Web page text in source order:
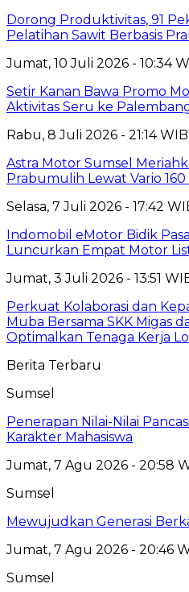
Dorong Produktivitas, 91
Pelatihan Sawit Berbasis
Jumat, 10 Juli 2026 - 10:34
Setir Kanan Bawa Promo
Aktivitas Seru ke
Rabu, 8 Juli 2026 - 21:14 WIB
Astra Motor Sumsel
Prabumulih Lewat Vario
Selasa, 7 Juli 2026 - 17:42
Indomobil eMotor Bidik
Luncurkan Empat Motor
Jumat, 3 Juli 2026 - 13:51
Perkuat Kolaborasi dan
Muba Bersama SKK Migas
Optimalkan Tenaga Kerja
Berita Terbaru
Sumsel
Penerapan Nilai-Nilai
Karakter Mahasiswa
Jumat, 7 Agu 2026 - 20:58
Sumsel
Mewujudkan Generasi
Jumat, 7 Agu 2026 - 20:46
Sumsel